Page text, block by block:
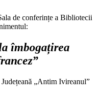
de conferințe a Bibliotecii
îmbogațirea
„Antim Ivireanul”